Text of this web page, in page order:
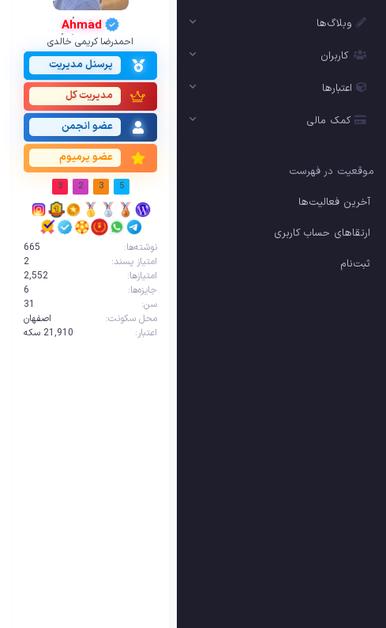
وبلاگ‌ها
کاربران
اعتبارها
کمک مالی
موقعیت در فهرست
آخرین فعالیت‌ها
ارتقاهای حساب کاربری
ثبت‌نام
Ahmad
احمدرضا کریمی خالدی
پرسنل مدیریت
مدیریت کل
عضو انجمن
عضو پرمیوم
5
3
2
3
نوشته‌ها
665
امتیاز پسند
2
امتیازها
2,552
جایزه‌ها
6
سن
31
محل سکونت
اصفهان
اعتبار
21,910‌ سکه